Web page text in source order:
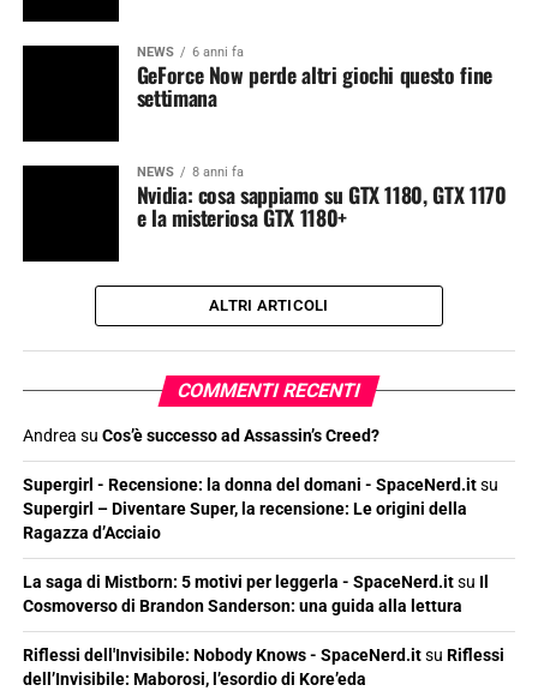
NEWS 6 anni fa
GeForce Now perde altri giochi questo fine
settimana
NEWS 8 anni fa
Nvidia: cosa sappiamo su GTX 1180, GTX 1170
e la misteriosa GTX 1180+
ALTRI ARTICOLI
COMMENTI RECENTI
Andrea su Cos’è successo ad Assassin’s Creed?
Supergirl - Recensione: la donna del domani - SpaceNerd.itsu
Supergirl – Diventare Super, la recensione: Le origini della
Ragazza d’Acciaio
La saga di Mistborn: 5 motivi per leggerla - SpaceNerd.itsu Il
Cosmoverso di Brandon Sanderson: una guida alla lettura
Riflessi dell'Invisibile: Nobody Knows - SpaceNerd.itsu Riflessi
dell’Invisibile: Maborosi, l’esordio di Kore’eda